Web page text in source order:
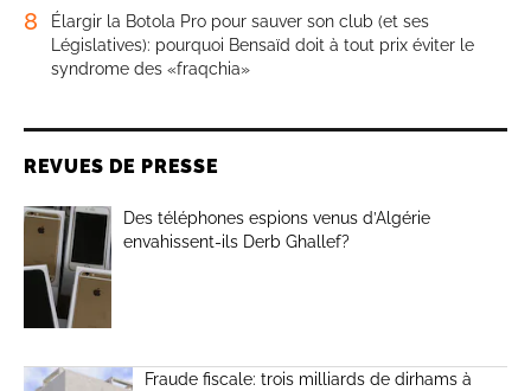
8
Élargir la Botola Pro pour sauver son club (et ses
Législatives): pourquoi Bensaïd doit à tout prix éviter le
syndrome des «fraqchia»
REVUES DE PRESSE
Des téléphones espions venus d’Algérie
envahissent-ils Derb Ghallef?
Fraude fiscale: trois milliards de dirhams à